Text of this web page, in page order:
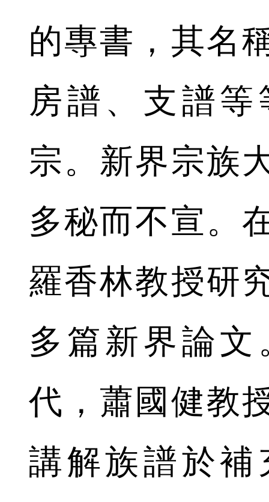
的專書，其名
房譜、支譜
宗。新界宗族
多秘而不宣。
羅香林教授研
多篇新界論
代，蕭國健教
講解族譜於補